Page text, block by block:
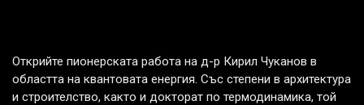
Открийте пионерската работа на д-р Кирил Чуканов в
областта на квантовата енергия. Със степени в архитектура
и строителство, както и докторат по термодинамика, той